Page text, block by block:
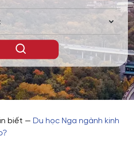
biết — Du học Nga ngành kinh